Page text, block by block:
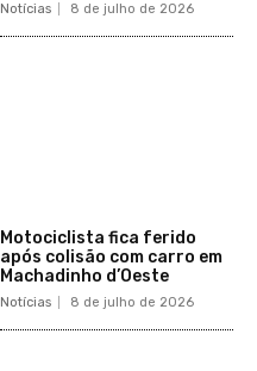
Notícias 8 de julho de 2026
Motociclista fica ferido
após colisão com carro em
Machadinho d’Oeste
Notícias 8 de julho de 2026